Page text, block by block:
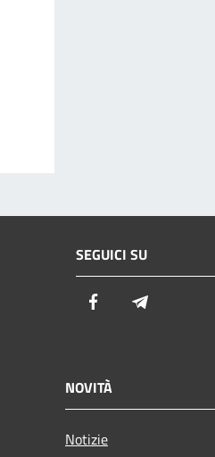
SEGUICI SU
Facebook
NOVITÀ
Notizie